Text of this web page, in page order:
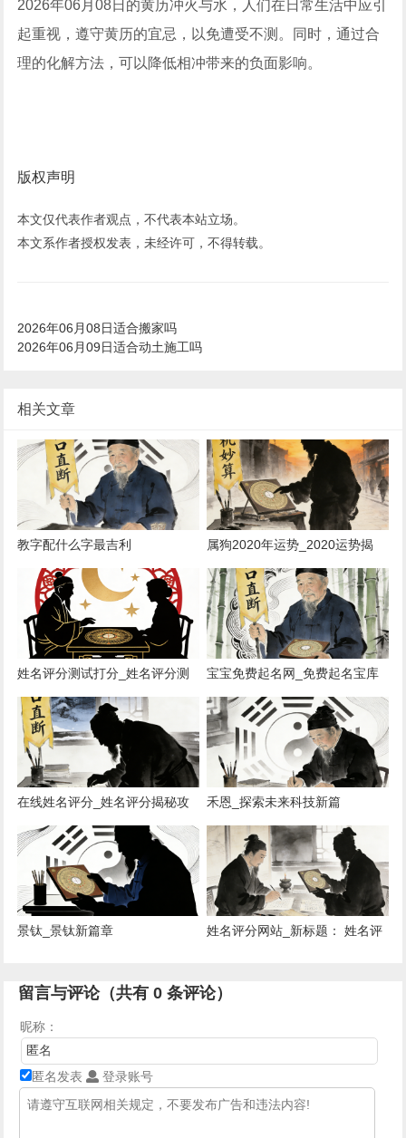
2026年06月08日的黄历冲火与水，人们在日常生活中应引
起重视，遵守黄历的宜忌，以免遭受不测。同时，通过合
理的化解方法，可以降低相冲带来的负面影响。
版权声明
本文仅代表作者观点，不代表本站立场。
本文系作者授权发表，未经许可，不得转载。
2026年06月08日适合搬家吗
2026年06月09日适合动土施工吗
相关文章
教字配什么字最吉利
属狗2020年运势_2020运势揭
秘：属狗大吉
姓名评分测试打分_姓名评分测
试解析
宝宝免费起名网_免费起名宝库
在线姓名评分_姓名评分揭秘攻
略
禾恩_探索未来科技新篇
景钛_景钛新篇章
姓名评分网站_新标题： 姓名评
留言与评论（共有0 条评论）
昵称：
匿名发表 登录账号